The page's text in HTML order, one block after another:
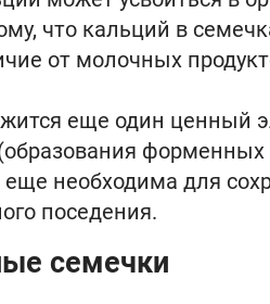
что кальций в
от молочных
еще один ценный
необходима для
поседения.
семечки